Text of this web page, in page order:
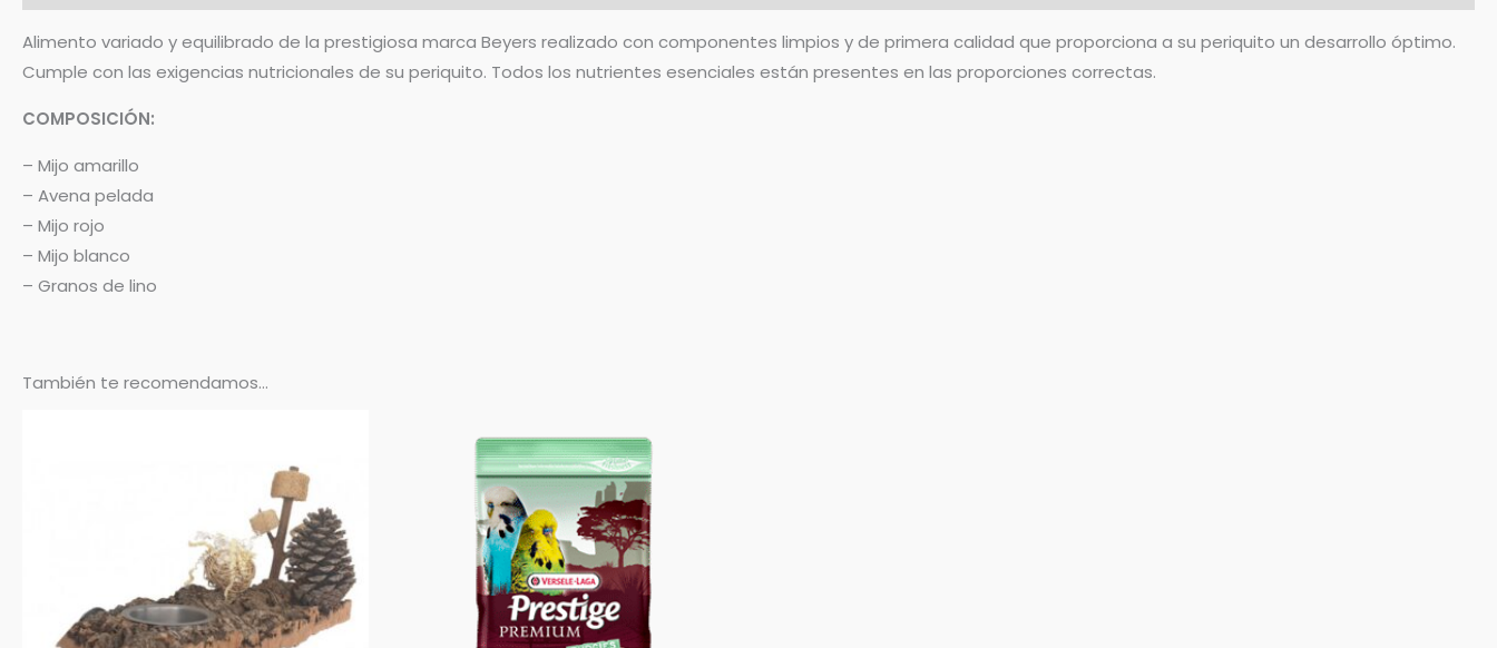
Alimento variado y equilibrado de la prestigiosa marca Beyers realizado con componentes limpios y de primera calidad que proporciona a su periquito un desarrollo óptimo.
Cumple con las exigencias nutricionales de su periquito. Todos los nutrientes esenciales están presentes en las proporciones correctas.
COMPOSICIÓN:
– Mijo amarillo
– Avena pelada
– Mijo rojo
– Mijo blanco
– Granos de lino
También te recomendamos…
15,25 €
múltiples
variantes.
Las
opciones
se